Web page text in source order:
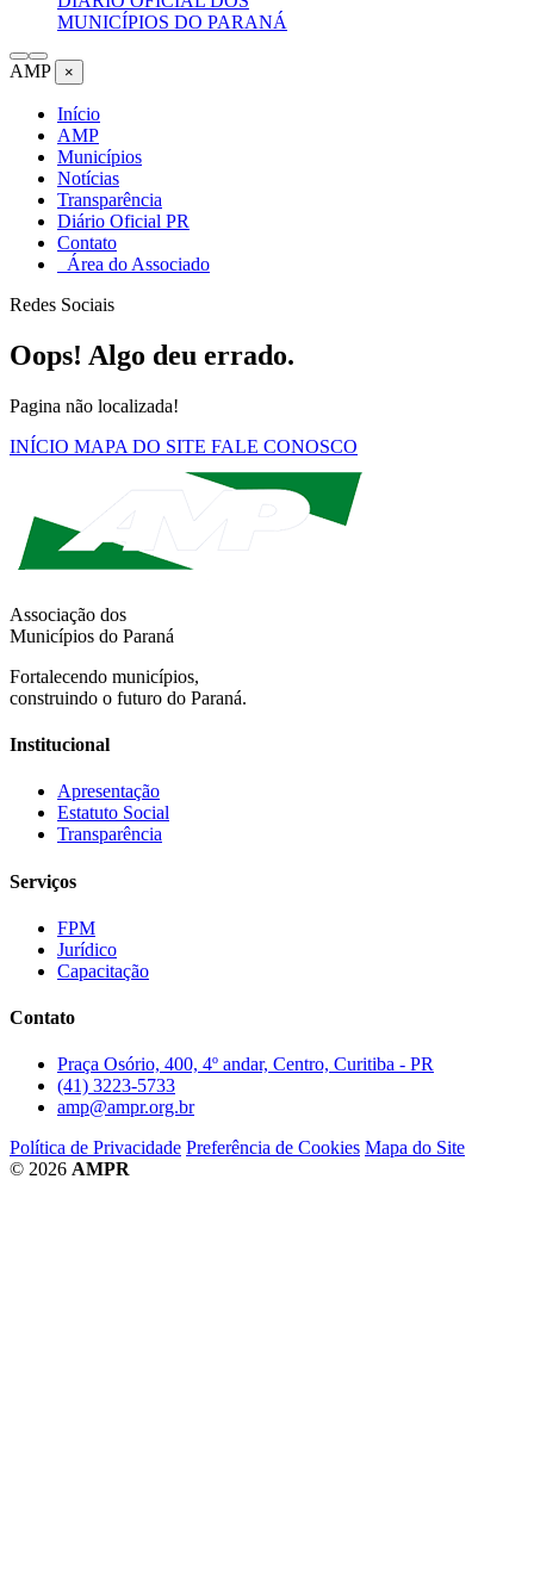
MUNICÍPIOS DO PARANÁ
AMP ×
Início
AMP
Municípios
Notícias
Transparência
Diário Oficial PR
Contato
Área do Associado
Redes Sociais
Oops! Algo deu errado.
Pagina não localizada!
INÍCIO MAPA DO SITE FALE CONOSCO
Associação dos
Municípios do Paraná
Fortalecendo municípios,
construindo o futuro do Paraná.
Institucional
Apresentação
Estatuto Social
Transparência
Serviços
FPM
Jurídico
Capacitação
Contato
Praça Osório, 400, 4º andar, Centro, Curitiba - PR
(41) 3223-5733
amp@ampr.org.br
Política de Privacidade Preferência de Cookies Mapa do Site
© 2026 AMPR